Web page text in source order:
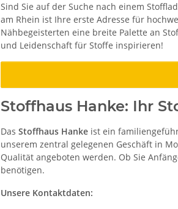
Sind Sie auf der Suche nach einem
am Rhein ist Ihre erste Adresse für
Nähbegeisterten eine breite Palette an
und Leidenschaft für Stoffe inspirieren!
Stoffhaus Hanke: Ihr
Das Stoffhaus Hanke ist ein
unserem zentral gelegenen Geschäft in
Qualität angeboten werden. Ob Sie
benötigen.
Unsere Kontaktdaten: